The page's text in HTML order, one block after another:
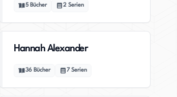
5 Bücher 2 Serien
Hannah Alexander
36 Bücher 7 Serien